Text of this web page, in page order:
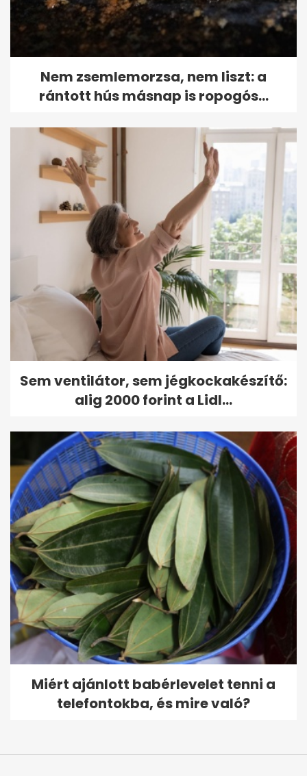
Nem zsemlemorzsa, nem liszt: a
rántott hús másnap is ropogós...
Sem ventilátor, sem jégkockakészítő:
alig 2000 forint a Lidl...
Miért ajánlott babérlevelet tenni a
telefontokba, és mire való?